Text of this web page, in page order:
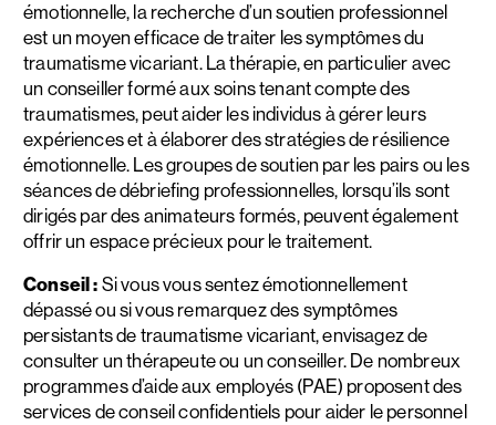
émotionnelle, la recherche d’un soutien professionnel
est un moyen efficace de traiter les symptômes du
traumatisme vicariant. La thérapie, en particulier avec
un conseiller formé aux soins tenant compte des
traumatismes, peut aider les individus à gérer leurs
expériences et à élaborer des stratégies de résilience
émotionnelle. Les groupes de soutien par les pairs ou les
séances de débriefing professionnelles, lorsqu’ils sont
dirigés par des animateurs formés, peuvent également
offrir un espace précieux pour le traitement.
Conseil : Si vous vous sentez émotionnellement
dépassé ou si vous remarquez des symptômes
persistants de traumatisme vicariant, envisagez de
consulter un thérapeute ou un conseiller. De nombreux
programmes d’aide aux employés (PAE) proposent des
services de conseil confidentiels pour aider le personnel